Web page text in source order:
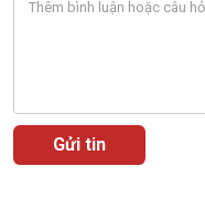
Câu chuyện Thể thao